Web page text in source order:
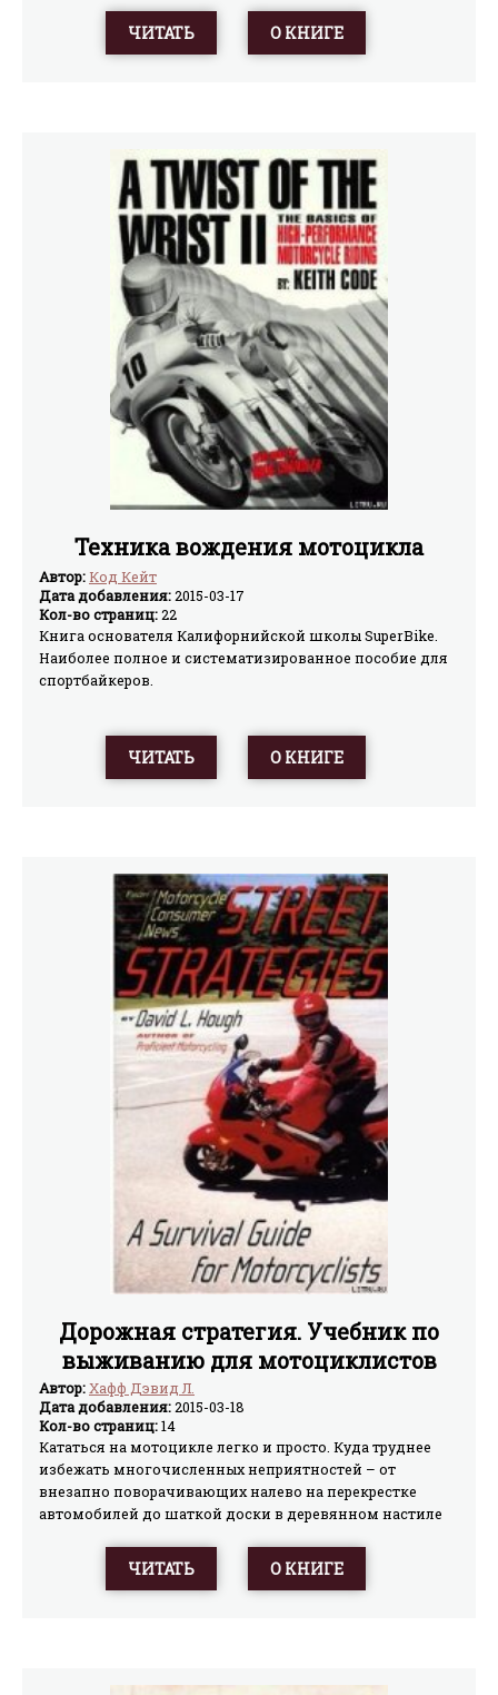
лучших, о создателях отечественной школы футбола
живо и увлекательно рассказывает Леонид Горянов.
ЧИТАТЬ О КНИГЕ
Техника вождения мотоцикла
Автор:Код Кейт
Дата добавления:2015-03-17
Кол-во страниц:22
Книга основателя Калифорнийской школы SuperBike.
Наиболее полное и систематизированное пособие для
спортбайкеров.
ЧИТАТЬ О КНИГЕ
Дорожная стратегия. Учебник по
выживанию для мотоциклистов
Автор:Хафф Дэвид Л.
Дата добавления:2015-03-18
Кол-во страниц:14
Кататься на мотоцикле легко и просто. Куда труднее
избежать многочисленных неприятностей – от
внезапно поворачивающих налево на перекрестке
автомобилей до шаткой доски в деревянном настиле
описания аварий – реальных и тех, из которых в
последний момент удалось «вырулить».
ЧИТАТЬ О КНИГЕ